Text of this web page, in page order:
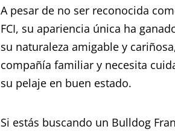
A pesar de no ser reconocida
FCI, su apariencia única ha
su naturaleza amigable y
compañía familiar y necesita
su pelaje en buen estado.
Si estás buscando un Bulldog